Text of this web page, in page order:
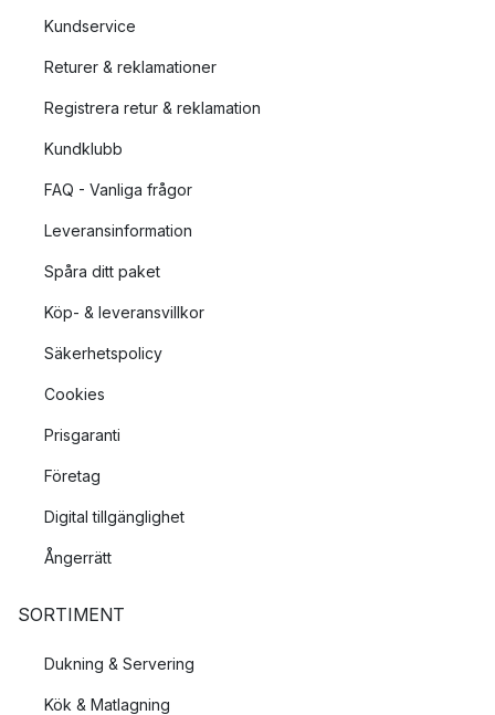
Kundservice
Returer & reklamationer
Registrera retur & reklamation
Kundklubb
FAQ - Vanliga frågor
Leveransinformation
Spåra ditt paket
Köp- & leveransvillkor
Säkerhetspolicy
Cookies
Prisgaranti
Företag
Digital tillgänglighet
Ångerrätt
SORTIMENT
Dukning & Servering
Kök & Matlagning